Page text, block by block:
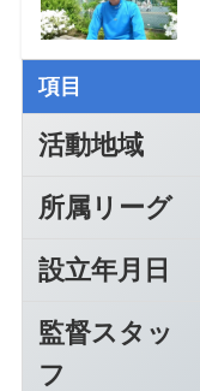
項目
活動地域
所属リーグ
設立年月日
監督スタッ
フ